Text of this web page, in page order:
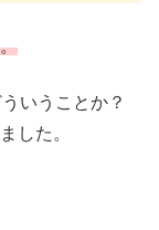
いうことか？
した。